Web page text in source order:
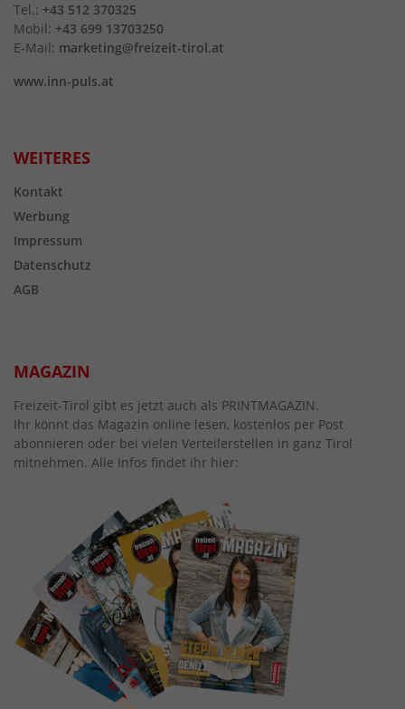
Tel.: +43 512 370325
Mobil: +43 699 13703250
E-Mail: marketing@freizeit-tirol.at
www.inn-puls.at
WEITERES
Kontakt
Werbung
Impressum
Datenschutz
AGB
MAGAZIN
Freizeit-Tirol gibt es jetzt auch als PRINTMAGAZIN.
Ihr könnt das Magazin online lesen, kostenlos per Post
abonnieren oder bei vielen Verteilerstellen in ganz Tirol
mitnehmen. Alle Infos findet ihr hier: